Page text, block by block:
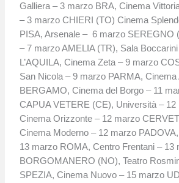
Galliera – 3 marzo BRA, Cinema
– 3 marzo CHIERI (TO) Cinema
PISA, Arsenale – 6 marzo SEREGNO
– 7 marzo AMELIA (TR), Sala
L’AQUILA, Cinema Zeta – 9 marzo
San Nicola – 9 marzo PARMA,
BERGAMO, Cinema del Borgo – 11
CAPUA VETERE (CE), Università –
Cinema Orizzonte – 12 marzo
Cinema Moderno – 12 marzo
13 marzo ROMA, Centro Frentani – 13
BORGOMANERO (NO), Teatro
SPEZIA, Cinema Nuovo – 15 marzo